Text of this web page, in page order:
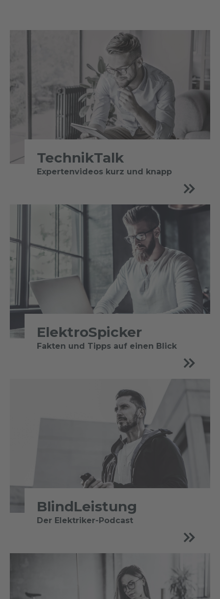
TechnikTalk
Expertenvideos kurz und knapp
ElektroSpicker
Fakten und Tipps auf einen Blick
BlindLeistung
Der Elektriker-Podcast